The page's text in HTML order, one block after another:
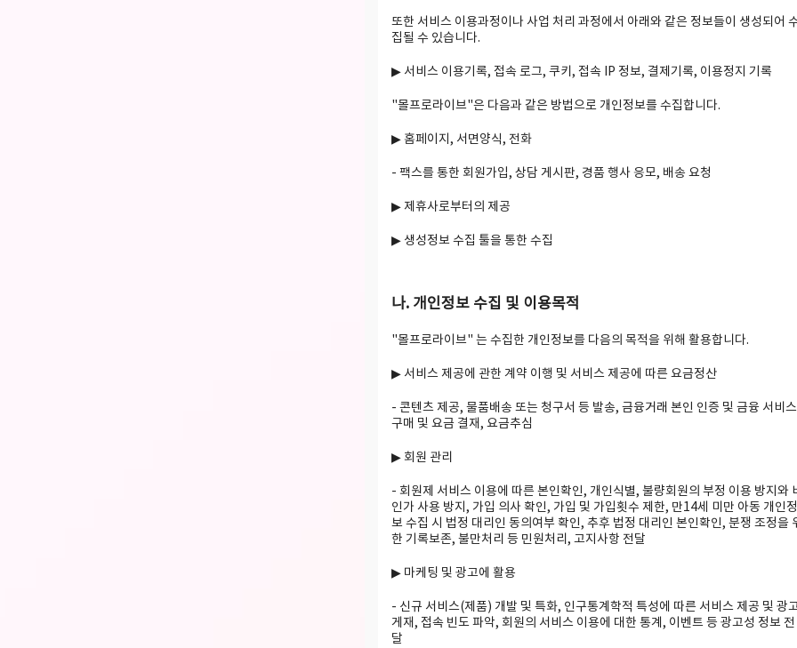
또한 서비스 이용과정이나 사업 처리 과정에서 아래와 같은 정보들이 생성되어
집될 수 있습니다.
▶ 서비스 이용기록, 접속 로그, 쿠키, 접속 IP 정보, 결제기록, 이용정지 기록
"몰프로라이브"은 다음과 같은 방법으로 개인정보를 수집합니다.
▶ 홈페이지, 서면양식, 전화
- 팩스를 통한 회원가입, 상담 게시판, 경품 행사 응모, 배송 요청
▶ 제휴사로부터의 제공
▶ 생성정보 수집 툴을 통한 수집
나. 개인정보 수집 및 이용목적
"몰프로라이브" 는 수집한 개인정보를 다음의 목적을 위해 활용합니다.
▶ 서비스 제공에 관한 계약 이행 및 서비스 제공에 따른 요금정산
- 콘텐츠 제공, 물품배송 또는 청구서 등 발송, 금융거래 본인 인증 및 금융 서비
구매 및 요금 결재, 요금추심
▶ 회원 관리
- 회원제 서비스 이용에 따른 본인확인, 개인식별, 불량회원의 부정 이용 방지와
인가 사용 방지, 가입 의사 확인, 가입 및 가입횟수 제한, 만14세 미만 아동 개인정
보 수집 시 법정 대리인 동의여부 확인, 추후 법정 대리인 본인확인, 분쟁 조정을
한 기록보존, 불만처리 등 민원처리, 고지사항 전달
▶ 마케팅 및 광고에 활용
- 신규 서비스(제품) 개발 및 특화, 인구통계학적 특성에 따른 서비스 제공 및 광
게재, 접속 빈도 파악, 회원의 서비스 이용에 대한 통계, 이벤트 등 광고성 정보 전
달